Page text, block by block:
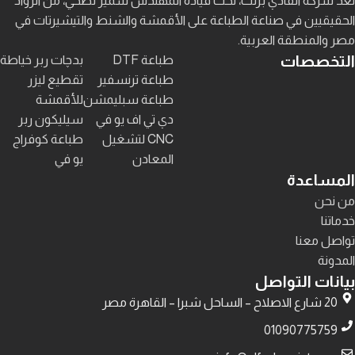
الحقيقيين في صناعة الطباعة على الأقمشة والشنط والتيشيرتات في
مصر والمنطقة العربية.
التخصصات
طباعة DTF
طباعة ترنسفير
طباعة سبليمشن
دي تي اف يو في
CNC لتشغيل
المعادن
بدچات ربر خياطة
تقطيع ليزر
للأقمشة
سيليكون ربر
طباعة كوفراج
يو في
المساعدة
من نحن
خدماتنا
تواصل معنا
المدونة
بيانات التواصل
20 شارع الاصلاح – الساحل شبرا – القاهرة مصر
01090775759